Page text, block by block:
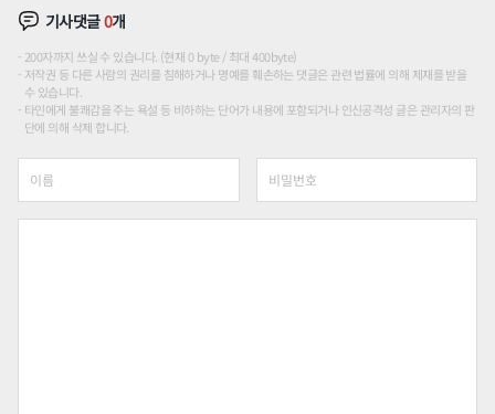
기사댓글0개
200자까지 쓰실 수 있습니다. (현재 0 byte / 최대 400byte)
저작권 등 다른 사람의 권리를 침해하거나 명예를 훼손하는 댓글은 관련 법률에 의해 제재를 받을
수 있습니다.
타인에게 불쾌감을 주는 욕설 등 비하하는 단어가 내용에 포함되거나 인신공격성 글은 관리자의 판
단에 의해 삭제 합니다.